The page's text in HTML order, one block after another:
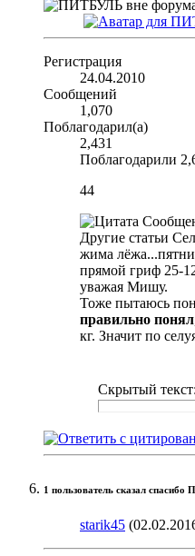
Регистрация
24.04.2010
Сообщений
1,070
Поблагодарил(а)
2,431
Поблагодарили
44
Другие статьи
жима
прямой гриф 25-
уважая Мишу.
Тоже пытаюсь
правильно понял
кг. Значит по
Скрытый текст:
1 пользователь сказал
starik45